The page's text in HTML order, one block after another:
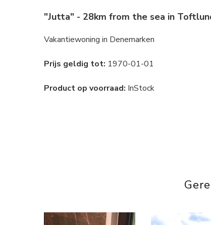
"Jutta" - 28km from the sea in
Vakantiewoning in Denemarken
Prijs geldig tot: 1970-01-01
Product op voorraad: InStock